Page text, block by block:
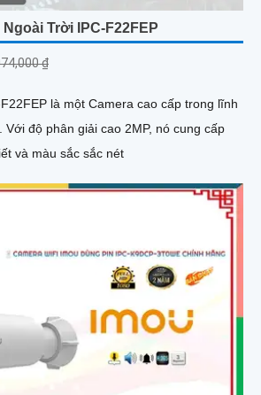
Trời IPC-F22FEP
₫
là một Camera cao cấp trong lĩnh
và màu sắc sắc nét